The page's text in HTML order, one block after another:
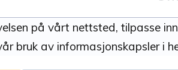
Om nettstedet
på vårt nettsted, tilpasse
bruk av informasjonskapsler i